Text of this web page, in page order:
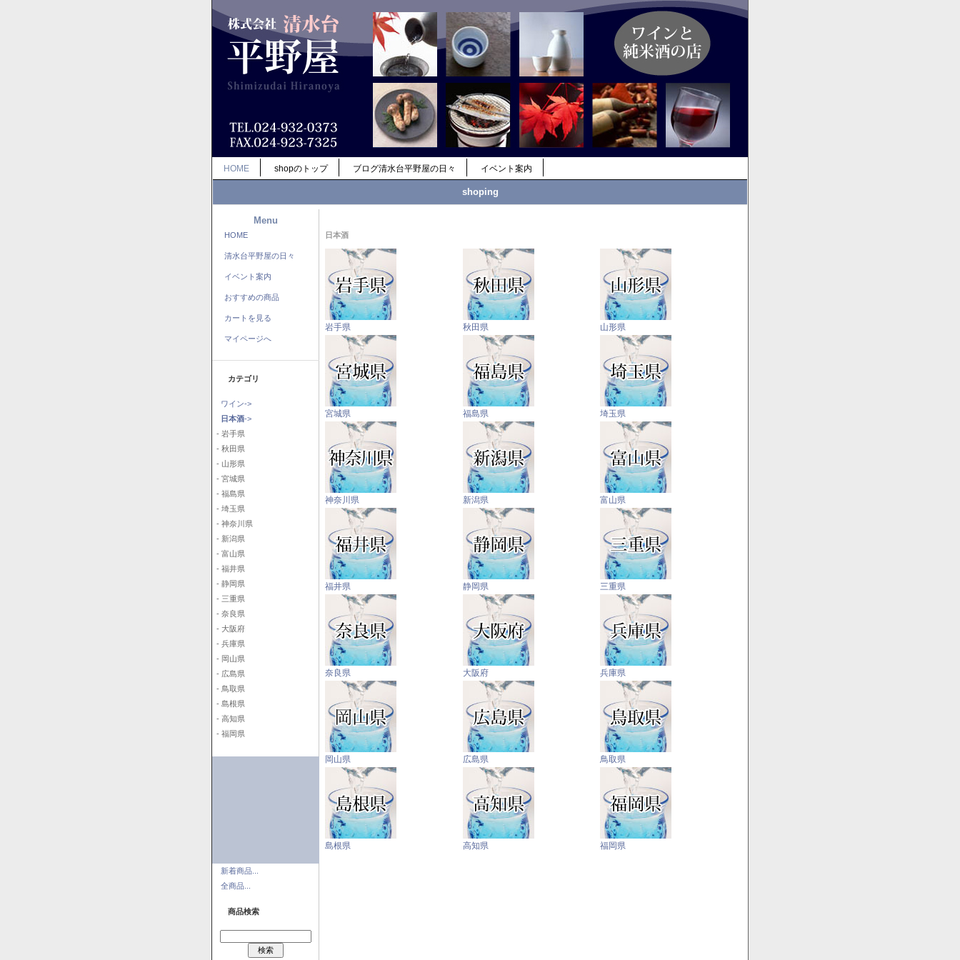
HOME shopのトップ ブログ清水台平野屋の日々 イベント案内
shoping
Menu
HOME
清水台平野屋の日々
イベント案内
おすすめの商品
カートを見る
マイページへ
カテゴリ
ワイン->
日本酒->
- 岩手県
- 秋田県
- 山形県
- 宮城県
- 福島県
- 埼玉県
- 神奈川県
- 新潟県
- 富山県
- 福井県
- 静岡県
- 三重県
- 奈良県
- 大阪府
- 兵庫県
- 岡山県
- 広島県
- 鳥取県
- 島根県
- 高知県
- 福岡県
新着商品...
全商品...
商品検索
日本酒
岩手県 秋田県 山形県
宮城県 福島県 埼玉県
神奈川県 新潟県 富山県
福井県 静岡県 三重県
奈良県 大阪府 兵庫県
岡山県 広島県 鳥取県
島根県 高知県 福岡県